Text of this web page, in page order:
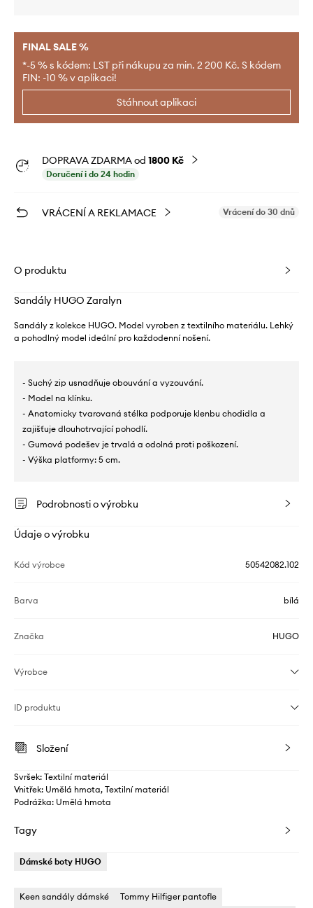
FINAL SALE %
*-5 % s kódem: LST při nákupu za min. 2 200 Kč. S kódem
FIN: -10 % v aplikaci!
Stáhnout aplikaci
DOPRAVA ZDARMA od 1800 Kč
Doručení i do 24 hodin
VRÁCENÍ A REKLAMACE Vrácení do 30 dnů
O produktu
Sandály HUGO Zaralyn
Sandály z kolekce HUGO. Model vyroben z textilního materiálu. Lehký
a pohodlný model ideální pro každodenní nošení.
- Suchý zip usnadňuje obouvání a vyzouvání.
- Model na klínku.
- Anatomicky tvarovaná stélka podporuje klenbu chodidla a
zajišťuje dlouhotrvající pohodlí.
- Gumová podešev je trvalá a odolná proti poškození.
- Výška platformy: 5 cm.
Podrobnosti o výrobku
Údaje o výrobku
Kód výrobce 50542082.102
Barva bílá
Značka HUGO
Výrobce
ID produktu
Složení
Svršek: Textilní materiál
Vnitřek: Umělá hmota, Textilní materiál
Podrážka: Umělá hmota
Tagy
Dámské boty HUGO
Keen sandály dámské Tommy Hilfiger pantofle